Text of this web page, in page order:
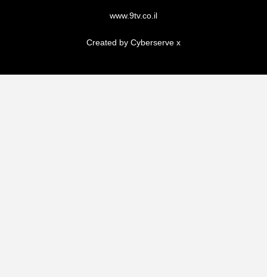
www.9tv.co.il
Created by Cyberserve x